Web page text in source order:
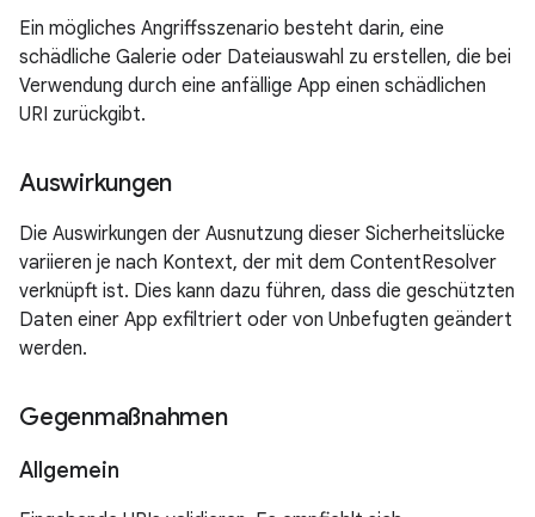
Ein mögliches Angriffsszenario besteht darin, eine
schädliche Galerie oder Dateiauswahl zu erstellen, die bei
Verwendung durch eine anfällige App einen schädlichen
URI zurückgibt.
Auswirkungen
Die Auswirkungen der Ausnutzung dieser Sicherheitslücke
variieren je nach Kontext, der mit dem ContentResolver
verknüpft ist. Dies kann dazu führen, dass die geschützten
Daten einer App exfiltriert oder von Unbefugten geändert
werden.
Gegenmaßnahmen
Allgemein